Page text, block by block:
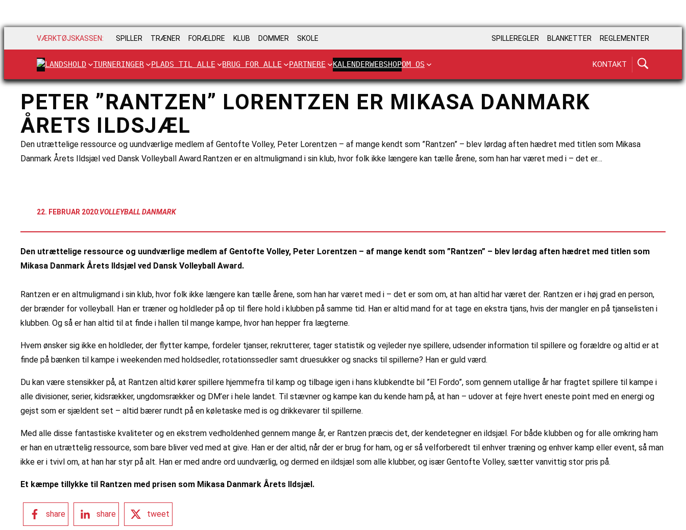
VÆRKTØJSKASSEN: SPILLER TRÆNER FORÆLDRE KLUB DOMMER SKOLE SPILLEREGLER BLANKETTER REGLEMENTER
LANDSHOLD TURNERINGER PLADS TIL ALLE BRUG FOR ALLE PARTNERE KALENDERWEBSHOPOM OS KONTAKT
PETER ”RANTZEN” LORENTZEN ER MIKASA DANMARK
ÅRETS ILDSJÆL
Den utrættelige ressource og uundværlige medlem af Gentofte Volley, Peter Lorentzen – af mange kendt som ”Rantzen” – blev lørdag aften hædret med titlen som Mikasa
Danmark Årets Ildsjæl ved Dansk Volleyball Award.Rantzen er en altmuligmand i sin klub, hvor folk ikke længere kan tælle årene, som han har været med i – det er…
22. FEBRUAR 2020:VOLLEYBALL DANMARK
Den utrættelige ressource og uundværlige medlem af Gentofte Volley, Peter Lorentzen – af mange kendt som ”Rantzen” – blev lørdag aften hædret med titlen som
Mikasa Danmark Årets Ildsjæl ved Dansk Volleyball Award.
Rantzen er en altmuligmand i sin klub, hvor folk ikke længere kan tælle årene, som han har været med i – det er som om, at han altid har været der. Rantzen er i høj grad en person,
der brænder for volleyball. Han er træner og holdleder på op til flere hold i klubben på samme tid. Han er altid mand for at tage en ekstra tjans, hvis der mangler en på tjanselisten i
klubben. Og så er han altid til at finde i hallen til mange kampe, hvor han hepper fra lægterne.
Hvem ønsker sig ikke en holdleder, der flytter kampe, fordeler tjanser, rekrutterer, tager statistik og vejleder nye spillere, udsender information til spillere og forældre og altid er at
finde på bænken til kampe i weekenden med holdsedler, rotationssedler samt druesukker og snacks til spillerne? Han er guld værd.
Du kan være stensikker på, at Rantzen altid kører spillere hjemmefra til kamp og tilbage igen i hans klubkendte bil ”El Fordo”, som gennem utallige år har fragtet spillere til kampe i
alle divisioner, serier, kidsrækker, ungdomsrækker og DM’er i hele landet. Til stævner og kampe kan du kende ham på, at han – udover at fejre hvert eneste point med en energi og
gejst som er sjældent set – altid bærer rundt på en køletaske med is og drikkevarer til spillerne.
Med alle disse fantastiske kvaliteter og en ekstrem vedholdenhed gennem mange år, er Rantzen præcis det, der kendetegner en ildsjæl. For både klubben og for alle omkring ham
er han en utrættelig ressource, som bare bliver ved med at give. Han er der altid, når der er brug for ham, og er så velforberedt til enhver træning og enhver kamp eller event, så man
ikke er i tvivl om, at han har styr på alt. Han er med andre ord uundværlig, og dermed en ildsjæl som alle klubber, og især Gentofte Volley, sætter vanvittig stor pris på.
Et kæmpe tillykke til Rantzen med prisen som Mikasa Danmark Årets Ildsjæl.
share share tweet